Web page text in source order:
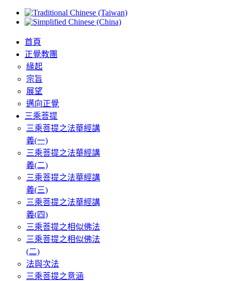
首頁
正覺教團
緣起
宗旨
展望
邁向正覺
三乘菩提
三乘菩提之法華經講
義(一)
三乘菩提之法華經講
義(二)
三乘菩提之法華經講
義(三)
三乘菩提之法華經講
義(四)
三乘菩提之相似佛法
三乘菩提之相似佛法
(二)
法與次法
三乘菩提之意涵